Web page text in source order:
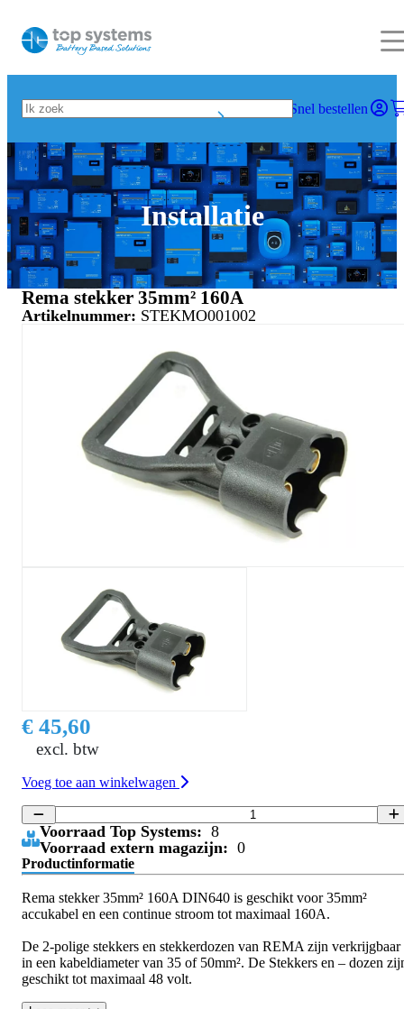
Snel bestellen
Installatie
Rema stekker 35mm² 160A
Artikelnummer: STEKMO001002
€ 45,60
excl. btw
Voeg toe aan winkelwagen
Voorraad Top Systems: 8
Voorraad extern magazijn: 0
Productinformatie
Rema stekker 35mm² 160A DIN640 is geschikt voor 35mm²
accukabel en een continue stroom tot maximaal 160A.
De 2-polige stekkers en stekkerdozen van REMA zijn verkrijgbaar
in een kabeldiameter van 35 of 50mm². De Stekkers en – dozen
geschikt tot maximaal 48 volt.